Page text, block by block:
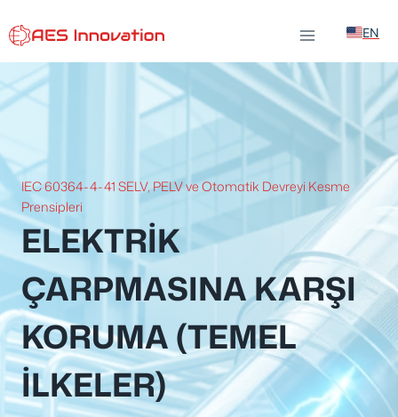
atla
EN
ELEKTRIK
ÇARPMASINA KARŞI
KORUMA (TEMEL
İLKELER)
IEC 60364-4-41 SELV, PELV ve Otomatik Devreyi Kesme
Prensipleri